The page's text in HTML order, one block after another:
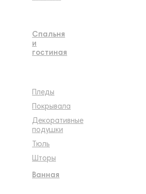
Спальня
и
гостиная
Пледы
Покрывала
Декоративные
подушки
Тюль
Шторы
Ванная